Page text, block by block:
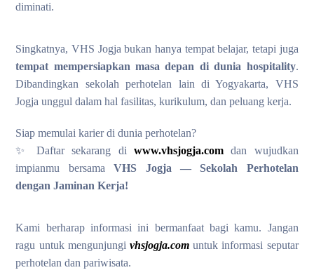
diminati.
Singkatnya, VHS Jogja bukan hanya tempat belajar, tetapi juga
tempat mempersiapkan masa depan di dunia hospitality.
Dibandingkan sekolah perhotelan lain di Yogyakarta, VHS
Jogja unggul dalam hal fasilitas, kurikulum, dan peluang kerja.
Siap memulai karier di dunia perhotelan?
✨ Daftar sekarang di www.vhsjogja.comdan wujudkan
impianmu bersamaVHS Jogja — Sekolah Perhotelan
dengan Jaminan Kerja!
Kami berharap informasi ini bermanfaat bagi kamu. Jangan
ragu untuk mengunjungi vhsjogja.com untuk informasi seputar
perhotelan dan pariwisata.